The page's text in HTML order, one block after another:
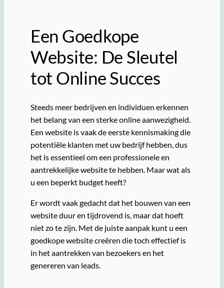
Een Goedkope
Website: De Sleutel
tot Online Succes
Steeds meer bedrijven en individuen erkennen
het belang van een sterke online aanwezigheid.
Een website is vaak de eerste kennismaking die
potentiële klanten met uw bedrijf hebben, dus
het is essentieel om een professionele en
aantrekkelijke website te hebben. Maar wat als
u een beperkt budget heeft?
Er wordt vaak gedacht dat het bouwen van een
website duur en tijdrovend is, maar dat hoeft
niet zo te zijn. Met de juiste aanpak kunt u een
goedkope website creëren die toch effectief is
in het aantrekken van bezoekers en het
genereren van leads.